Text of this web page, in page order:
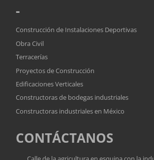
-
Construcción de Instalaciones Deportivas
Obra Civil
Terracerías
Proyectos de Construcción
Edificaciones Verticales
Constructoras de bodegas industriales
Constructoras industriales en México
CONTÁCTANOS